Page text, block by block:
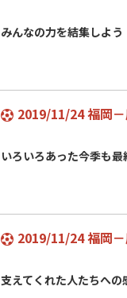
みんなの力を結集しよう
2019/11/24 福岡
いろいろあった今季も最
2019/11/24 福岡
支えてくれた人たちへ